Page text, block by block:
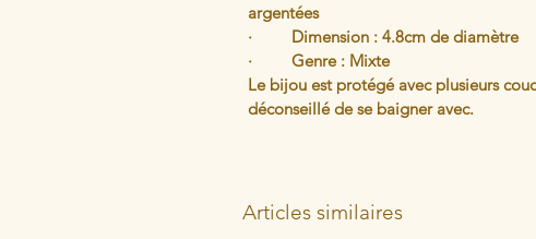
argentées
·         Dimension : 4.8cm de diamètre
·         Genre : Mixte
Le bijou est protégé avec plusieurs
déconseillé de se baigner avec.
Articles similaires